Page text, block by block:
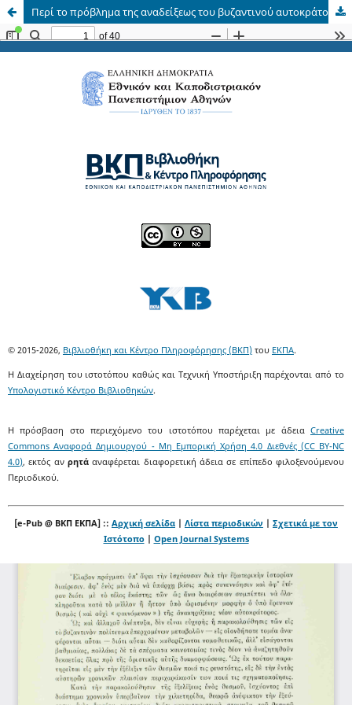
Περί το πρόβλημα της αναδείξεως του βυζαντινού αυτοκράτορος
© 2015-2026, Βιβλιοθήκη και Κέντρο Πληροφόρησης (ΒΚΠ) του ΕΚΠΑ.
Η Διαχείρηση του ιστοτόπου καθώς και Τεχνική Υποστήριξη παρέχονται από το
Υπολογιστικό Κέντρο Βιβλιοθηκών.
Η πρόσβαση στο περιεχόμενο του ιστοτόπου παρέχεται με άδεια Creative
Commons Αναφορά Δημιουργού - Μη Εμπορική Χρήση 4.0 Διεθνές (CC BY-NC
4.0), εκτός αν ρητά αναφέρεται διαφορετική άδεια σε επίπεδο φιλοξενούμενου
Περιοδικού.
[e-Pub @ ΒΚΠ ΕΚΠΑ] :: Αρχική σελίδα | Λίστα περιοδικών | Σχετικά με τον
Ιστότοπο| Open Journal Systems